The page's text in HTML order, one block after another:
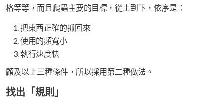
格等等，而且爬蟲主要的目標，從上到下，依序是：
把東西正確的抓回來
使用的頻寬小
執行速度快
顧及以上三種條件，所以採用第二種做法。
找出「規則」